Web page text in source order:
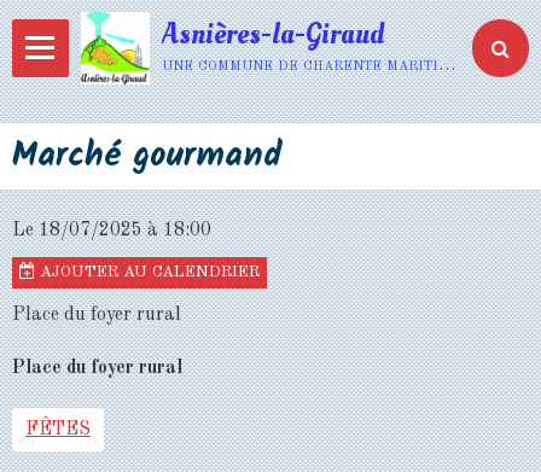
Asnières-la-Giraud
une commune de charente maritime
Marché gourmand
Le 18/07/2025 à 18:00
AJOUTER AU CALENDRIER
Place du foyer rural
Place du foyer rural
FÊTES